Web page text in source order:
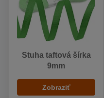
Stuha taftová šírka
9mm
Zobraziť